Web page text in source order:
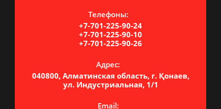
Телефоны:
+7-701-225-90-24
+7-701-225-90-10
+7-701-225-90-26
Адрес:
040800, Алматинская область, г. Қонаев,
ул. Индустриальная, 1/1
Email: